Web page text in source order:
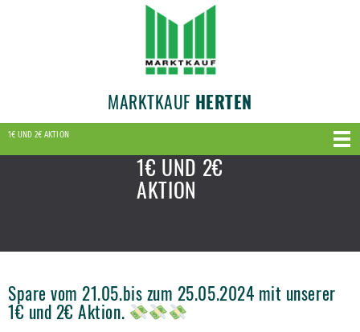
MARKTKAUF HERTEN
1€ UND 2€ AKTION
1€ UND 2€
AKTION
Spare vom 21.05.bis zum 25.05.2024 mit unserer
1€ und 2€ Aktion.